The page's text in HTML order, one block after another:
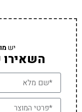
יש
השאירו